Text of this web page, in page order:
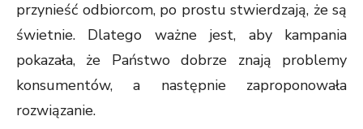
przynieść odbiorcom, po prostu stwierdzają, że są
świetnie. Dlatego ważne jest, aby kampania
pokazała, że Państwo dobrze znają problemy
konsumentów, a następnie zaproponowała
rozwiązanie.